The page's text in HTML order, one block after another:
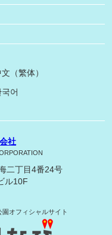
（繁体）
국어
社
二丁目4番24号
ル10F
オフィシャルサイト